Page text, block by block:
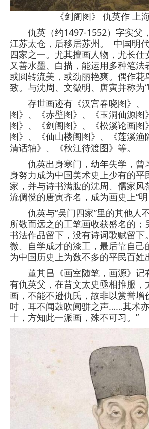
《剑阁图》 仇英作 上
仇英（约1497-1552）字实父
江苏太仓，后移居苏州。 中国明
四家之一。尤其擅画人物，尤长仕
又善水墨、白描，能运用多种笔法
或圆转流美，或劲丽艳爽。偶作花
致。与沈周、文徵明、唐寅并称为“
存世画迹有《汉宫春晓图》、
图》、《赤壁图》、《玉洞仙源图
图》、《剑阁图》、《松溪论画图
图》、《仙山楼阁图》、《莲溪渔
清话轴》、《秋江待渡图》等。
仇英出身寒门，幼年失学，曾
身努力成为中国美术史上少有的平
家，并与诗书满腹的沈周、儒家风
流倜傥的唐寅齐名，成为画史上“明
仇英与“吴门四家”里的其他人
所敬而远之的工笔画收获盛名的；
书法作品留下，没有诗词歌赋留下
微、自学成才的漆工，最后靠自己
为中国历史上为数不多的平民百姓
董其昌《画室随笔，画源》记
有仇英父，在昔文太史亟相推服，
画，不能不逊仇氏，故非以赏誉增
时，耳不闻鼓吹阗骈之声……其术
十，方知此一派画，殊不可习。”